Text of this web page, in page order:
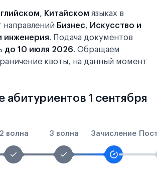
, Китайском языках в
направлений Бизнес, Искусство и
инженерия. Подача документов
до 10 июля 2026. Обращаем
квоты, на данный момент
абитуриентов 1 сентября
2 волна 3 волна Зачисление